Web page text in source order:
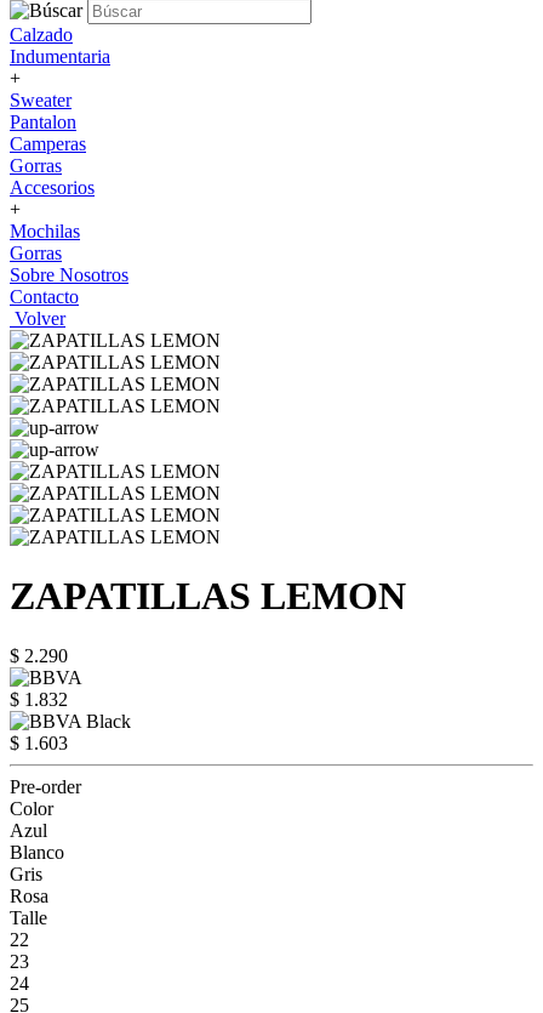
Calzado
Indumentaria
+
Sweater
Pantalon
Camperas
Gorras
Accesorios
+
Mochilas
Gorras
Sobre Nosotros
Contacto
Volver
ZAPATILLAS LEMON
$ 2.290
$ 1.832
$ 1.603
Pre-order
Color
Azul
Blanco
Gris
Rosa
Talle
22
23
24
25